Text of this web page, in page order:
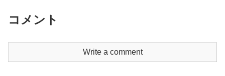
コメント
Write a comment